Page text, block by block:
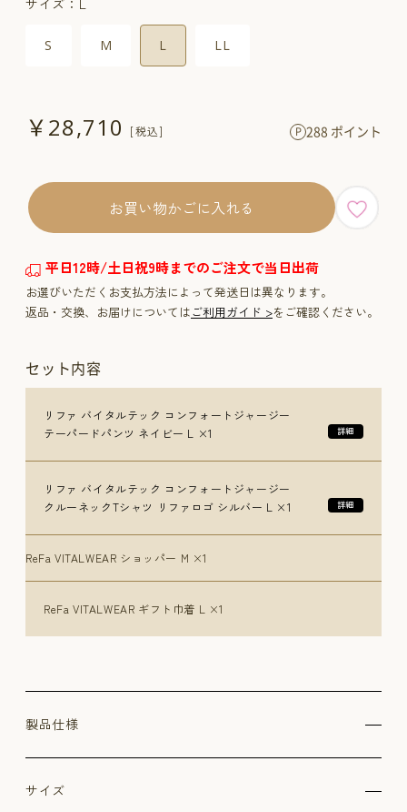
サイズ：L
S M L LL
￥28,710 288 ポイント
お買い物かごに入れる
平日12時/土日祝9時までのご注文で当日出荷
お選びいただくお支払方法によって発送日は異なります。
返品・交換、お届けについてはご利用ガイド >をご確認ください。
セット内容
リファ バイタルテック コンフォートジャージー
テーパードパンツ ネイビー L ×1
リファ バイタルテック コンフォートジャージー
クルーネックTシャツ リファロゴ シルバー L ×1
ReFa VITALWEAR ショッパー M ×1
ReFa VITALWEAR ギフト巾着 L ×1
製品仕様
サイズ